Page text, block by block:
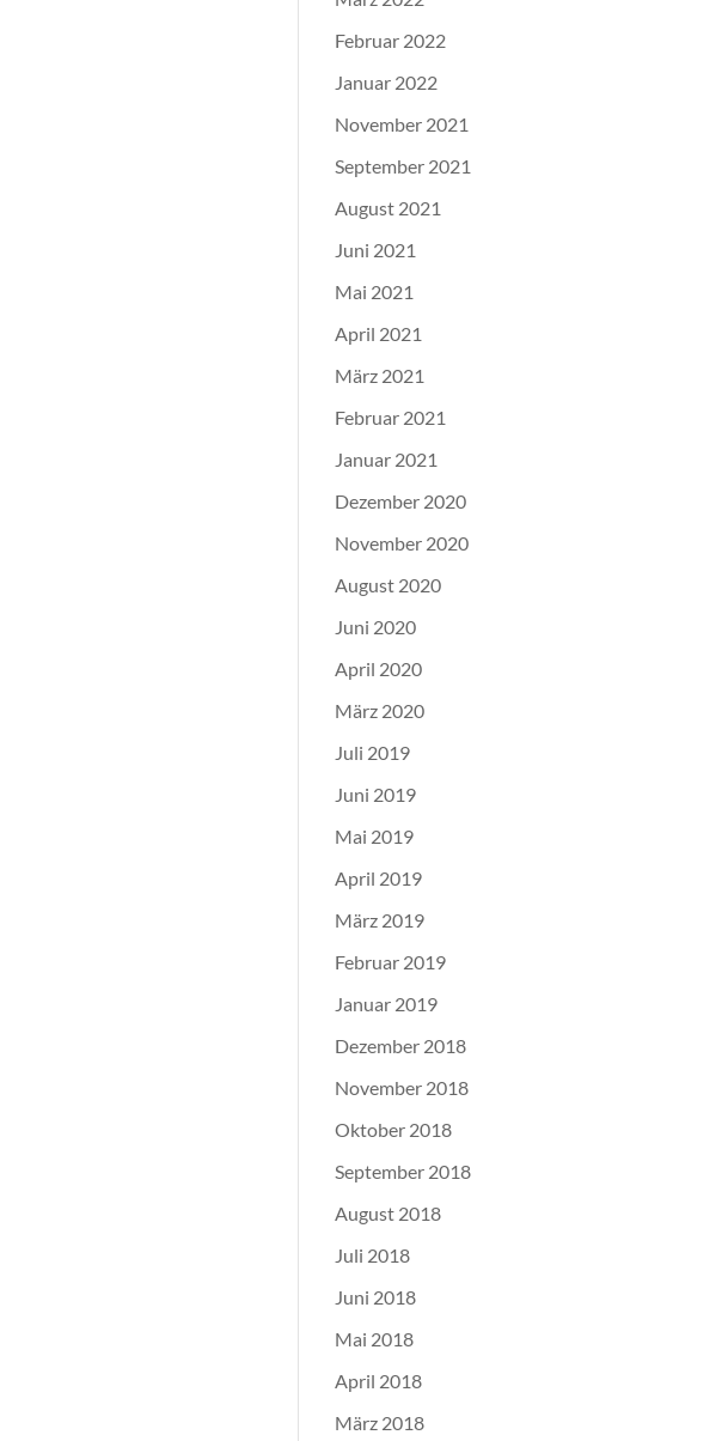
Februar 2022
Januar 2022
November 2021
September 2021
August 2021
Juni 2021
Mai 2021
April 2021
März 2021
Februar 2021
Januar 2021
Dezember 2020
November 2020
August 2020
Juni 2020
April 2020
März 2020
Juli 2019
Juni 2019
Mai 2019
April 2019
März 2019
Februar 2019
Januar 2019
Dezember 2018
November 2018
Oktober 2018
September 2018
August 2018
Juli 2018
Juni 2018
Mai 2018
April 2018
März 2018